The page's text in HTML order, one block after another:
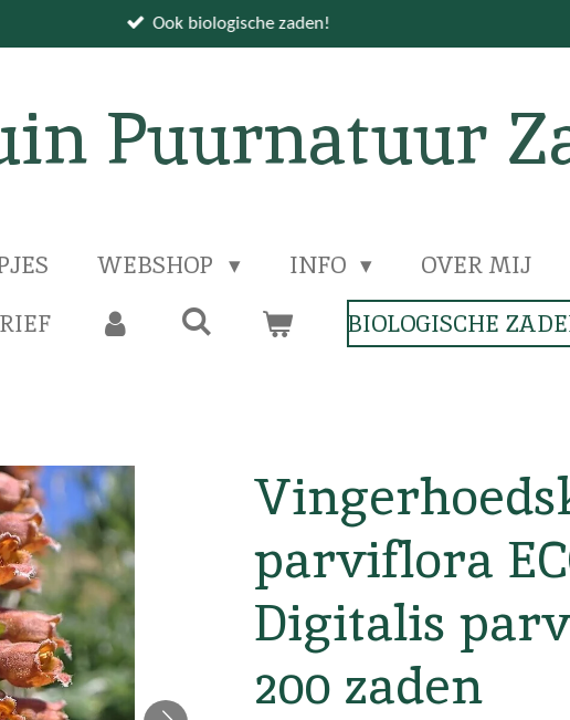
Ook biologische zaden!
Puurnatuur
WEBSHOP INFO OVER MIJ
BIOLOGISCHE
parviflora
Digitalis
200 zaden